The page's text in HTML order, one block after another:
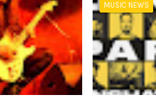
MUSIC NEWS